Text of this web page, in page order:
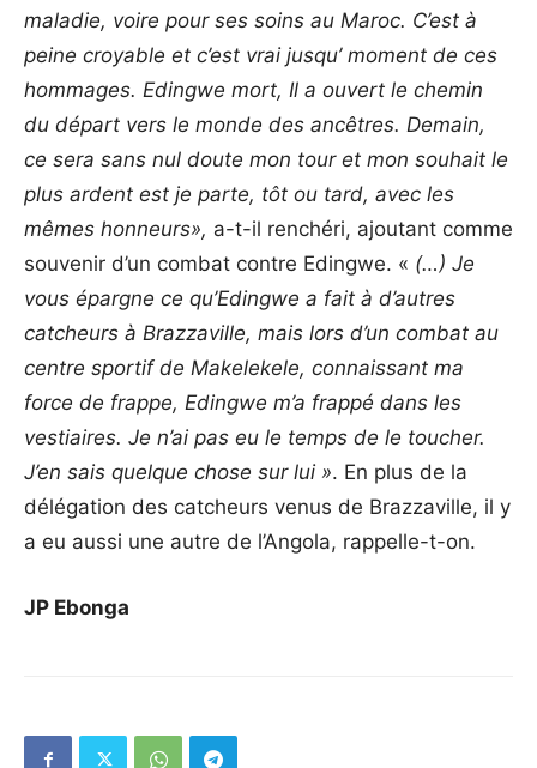
maladie, voire pour ses soins au Maroc. C’est à
peine croyable et c’est vrai jusqu’ moment de ces
hommages. Edingwe mort, Il a ouvert le chemin
du départ vers le monde des ancêtres. Demain,
ce sera sans nul doute mon tour et mon souhait le
plus ardent est je parte, tôt ou tard, avec les
mêmes honneurs», a-t-il renchéri, ajoutant comme
souvenir d’un combat contre Edingwe. « (…) Je
vous épargne ce qu’Edingwe a fait à d’autres
catcheurs à Brazzaville, mais lors d’un combat au
centre sportif de Makelekele, connaissant ma
force de frappe, Edingwe m’a frappé dans les
vestiaires. Je n’ai pas eu le temps de le toucher.
J’en sais quelque chose sur lui ». En plus de la
délégation des catcheurs venus de Brazzaville, il y
a eu aussi une autre de l’Angola, rappelle-t-on.
JP Ebonga